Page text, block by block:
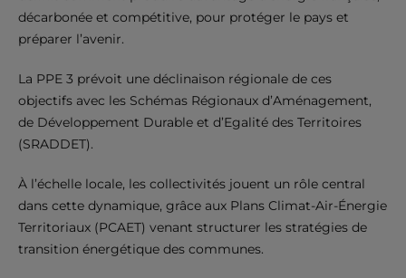
décarbonée et compétitive, pour protéger le pays et
préparer l’avenir.
La PPE 3 prévoit une déclinaison régionale de ces
objectifs avec les Schémas Régionaux d’Aménagement,
de Développement Durable et d’Egalité des Territoires
(SRADDET).
À l’échelle locale, les collectivités jouent un rôle central
dans cette dynamique, grâce aux Plans Climat-Air-Énergie
Territoriaux (PCAET) venant structurer les stratégies de
transition énergétique des communes.